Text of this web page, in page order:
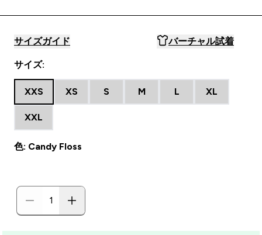
サイズガイド バーチャル試着
サイズ:
XXS XS S M L XL
XXL
色: Candy Floss